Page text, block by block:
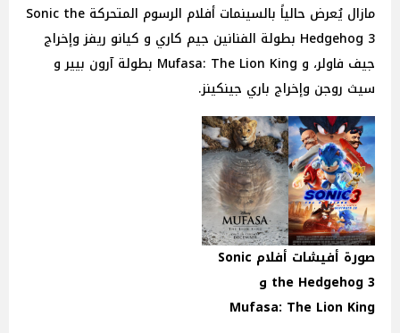
مازال يُعرض حالياً بالسينمات أفلام الرسوم المتحركة Sonic the
Hedgehog 3 بطولة الفنانين جيم كاري و كيانو ريفز وإخراج
جيف فاولر، و Mufasa: The Lion King بطولة آرون بيير و
سيث روجن وإخراج باري جينكينز.
صورة أفيشات أفلام Sonic
the Hedgehog 3 و
Mufasa: The Lion King